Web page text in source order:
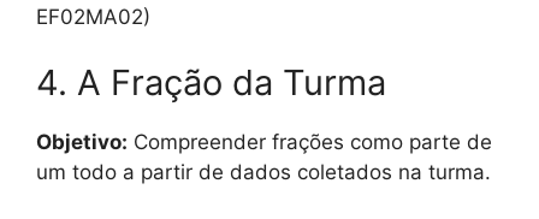
EF02MA02)
4. A Fração da Turma
Objetivo: Compreender frações como parte de
um todo a partir de dados coletados na turma.